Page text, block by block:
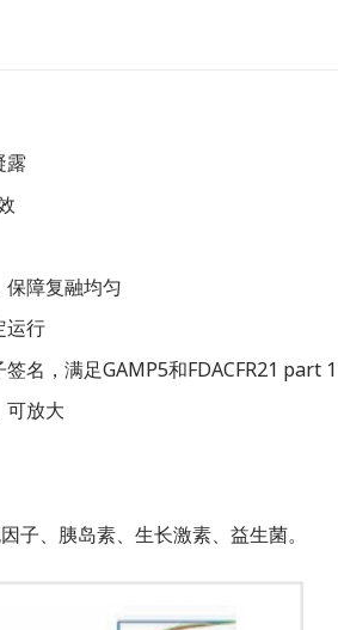
露
障复融均匀
运行
名，满足GAMP5和FDACFR21 part
可放大
子、胰岛素、生长激素、益生菌。